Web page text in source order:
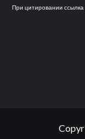
При цитировании ссылка